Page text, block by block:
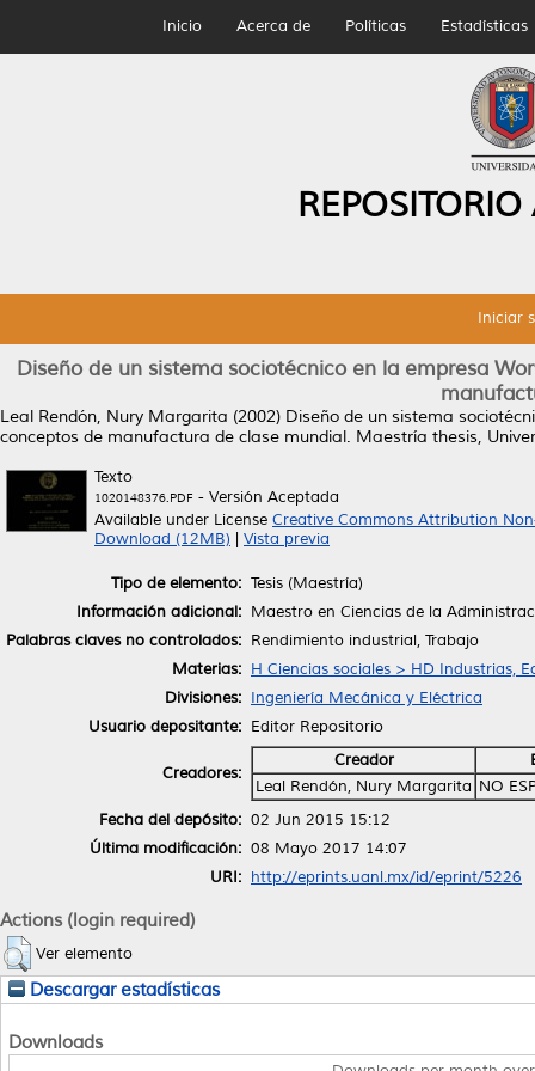
Inicio Acerca de Políticas Estadísticas
Iniciar
Diseño de un sistema sociotécnico en la empresa
Leal Rendón, Nury Margarita (2002) Diseño de un sistema
conceptos de manufactura de clase mundial. Maestría thesis,
Texto
1020148376.PDF - Versión Aceptada
Available under License Creative Commons Attribution
Download (12MB)
Vista previa
Tipo de elemento: Tesis (Maestría)
Información adicional: Maestro en Ciencias de la
Palabras claves no controlados: Rendimiento industrial, Trabajo
Materias: H Ciencias sociales > HD Industrias,
Divisiones: Ingeniería Mecánica y Eléctrica
Usuario depositante: Editor Repositorio
Creadores:
Creador
Leal Rendón, Nury Margarita NO
Fecha del depósito: 02 Jun 2015 15:12
Última modificación: 08 Mayo 2017 14:07
URI: http://eprints.uanl.mx/id/eprint/5226
Actions (login required)
Ver elemento
Descargar estadísticas
Downloads